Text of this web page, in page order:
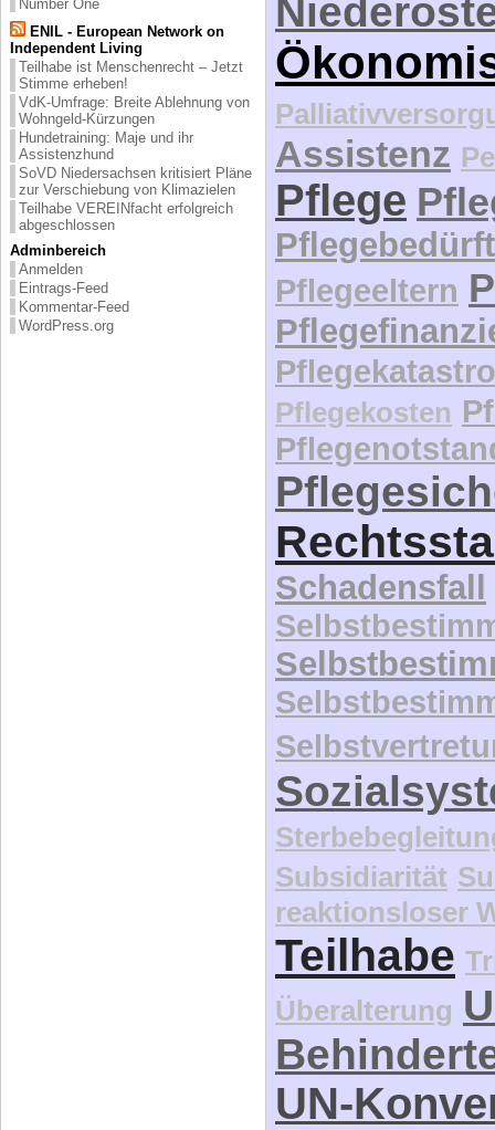
Number One
ENIL - European Network on
Independent Living
Teilhabe ist Menschenrecht – Jetzt
Stimme erheben!
VdK-Umfrage: Breite Ablehnung von
Wohngeld-Kürzungen
Hundetraining: Maje und ihr
Assistenzhund
SoVD Niedersachsen kritisiert Pläne
zur Verschiebung von Klimazielen
Teilhabe VEREINfacht erfolgreich
abgeschlossen
Adminbereich
Anmelden
Eintrags-Feed
Kommentar-Feed
WordPress.org
Assistenz
Pflege
Pflegeeltern
Pflegekosten
Schadensfall
Subsidiarität
reaktionsloser
Teilhabe
Überalterung
UN-